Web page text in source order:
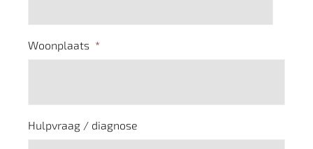
Woonplaats *
Hulpvraag / diagnose